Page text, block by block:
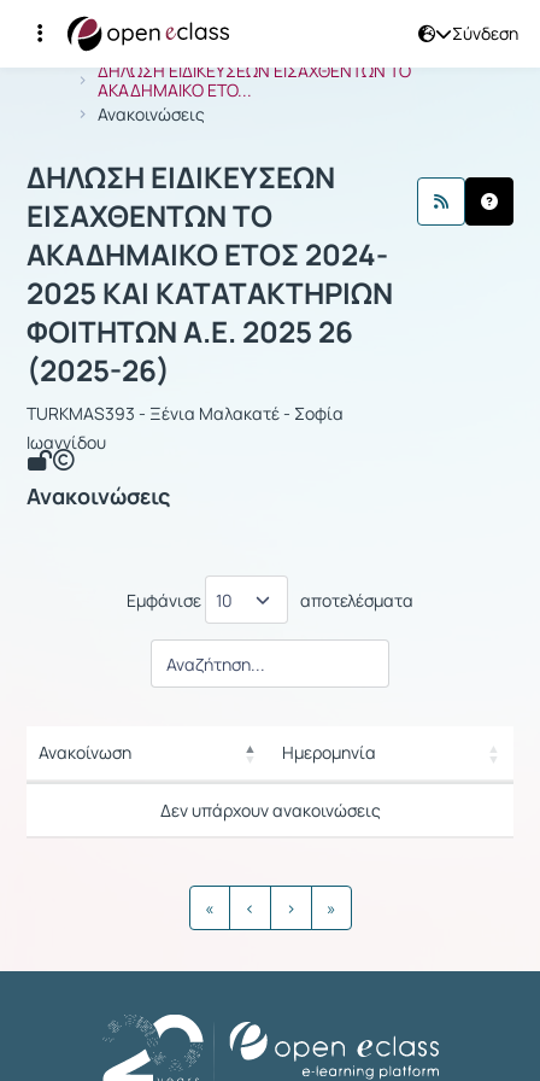
Σύνδεση
Αρχική Σελίδα
ΔΗΛΩΣΗ ΕΙΔΙΚΕΥΣΕΩΝ ΕΙΣΑΧΘΕΝΤΩΝ ΤΟ
ΑΚΑΔΗΜΑΙΚΟ ΕΤΟ...
Ανακοινώσεις
Μάθημα : ΔΗΛΩΣΗ ΕΙΔΙΚΕΥΣΕΩΝ
ΔΗΛΩΣΗ ΕΙΔΙΚΕΥΣΕΩΝ
ΕΙΣΑΧΘΕΝΤΩΝ ΤΟ
ΑΚΑΔΗΜΑΙΚΟ ΕΤΟΣ 2024-
2025 ΚΑΙ ΚΑΤΑΤΑΚΤΗΡΙΩΝ
ΦΟΙΤΗΤΩΝ Α.Ε. 2025 26
(2025-26)
TURKMAS393 - Ξένια Μαλακατέ - Σοφία
Ιωαννίδου
Ανακοινώσεις
Εμφάνισε αποτελέσματα
Ανακοίνωση
Ημερομηνία
Ρυθμίσεις επιλογής /
Ρυθμίσεις επιλογής /
Δεν υπάρχουν ανακοινώσεις
« ‹ › »